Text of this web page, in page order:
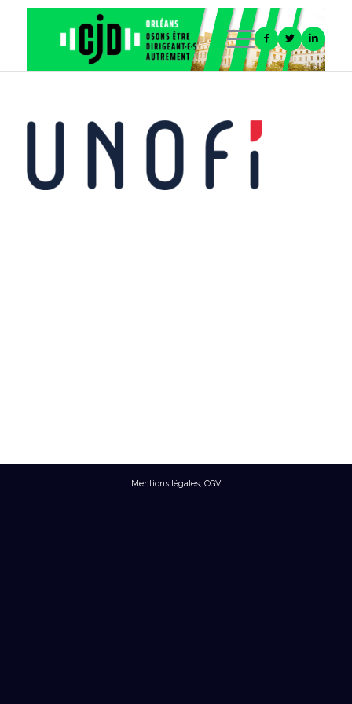
Mentions légales, CGV